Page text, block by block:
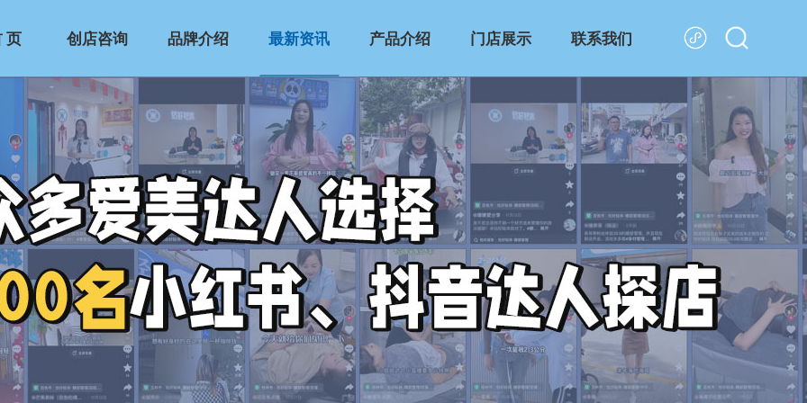
页 创店咨询 品牌介绍 最新资讯 产品介绍 门店展示 联系我们